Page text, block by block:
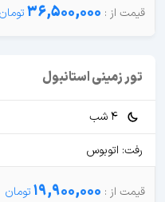
36,500,000
تور زمینی استانبول
4 شب
رفت: اتوبوس
19,900,000